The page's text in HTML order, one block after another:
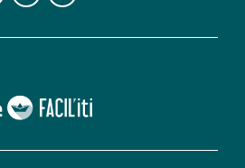
lien vers Faciliti